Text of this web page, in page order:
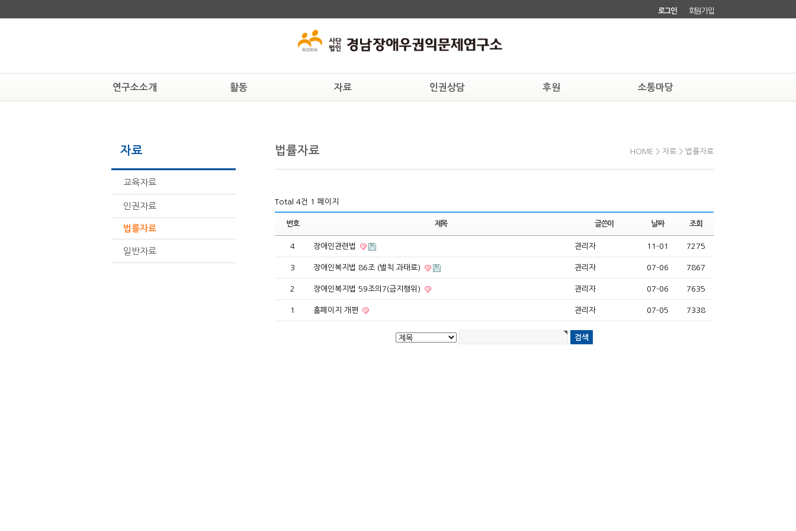
로그인 회원가입
연구소소개
찾아오시는 길
활동 자료
법률자료
인권상담 후원 소통마당
자료
교육자료
인권자료
법률자료
일반자료
법률자료 HOME > 자료 > 법률자료
Total 4건 1 페이지
번호 제목 글쓴이 날짜 조회
4 장애인관련법 관리자 11-01 7275
3 장애인복지법 86조 (벌칙.과태료) 관리자 07-06 7867
2 장애인복지법 59조의7(금지행위) 관리자 07-06 7635
1 홈페이지 개편 관리자 07-05 7338